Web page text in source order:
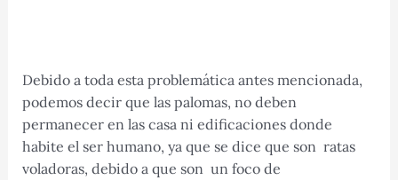
Debido a toda esta problemática antes mencionada,
podemos decir que las palomas, no deben
permanecer en las casa ni edificaciones donde
habite el ser humano, ya que se dice que son ratas
voladoras, debido a que son un foco de